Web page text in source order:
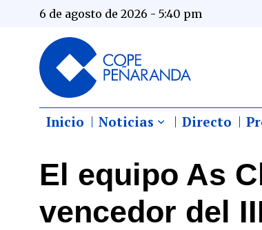
6 de agosto de 2026 - 5:40 pm
Inicio Noticias Directo
El equipo As
vencedor del